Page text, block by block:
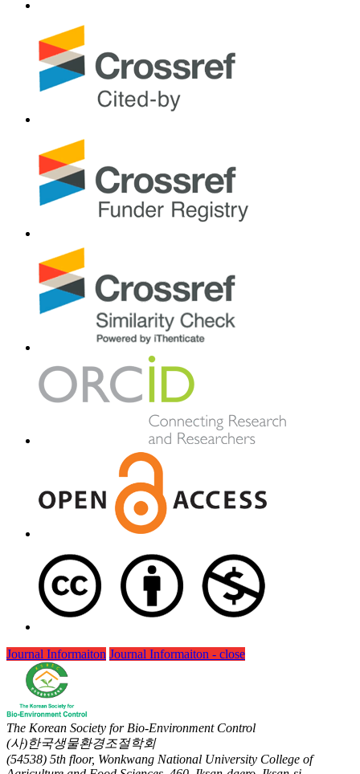
Journal Informaiton Journal Informaiton - close
The Korean Society for Bio-Environment Control
(사)한국생물환경조절학회
(54538) 5th floor, Wonkwang National University College of